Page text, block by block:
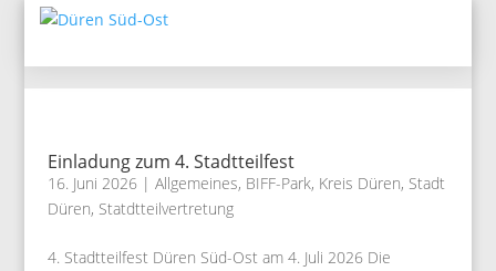
Einladung zum 4. Stadtteilfest
16. Juni 2026| Allgemeines, BIFF-Park, Kreis Düren, Stadt
Düren, Statdtteilvertretung
4. Stadtteilfest Düren Süd-Ost am 4. Juli 2026 Die